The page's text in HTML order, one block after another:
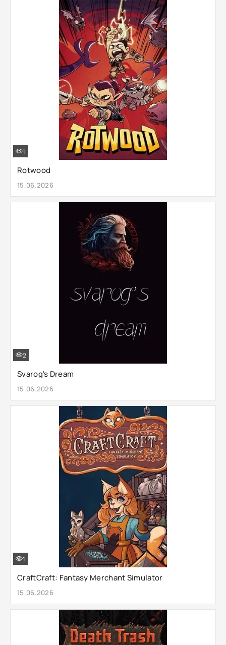
Rotwood
15.06.2026
1
Svarog's Dream
15.06.2026
2
CraftCraft: Fantasy Merchant Simulator
15.06.2026
1